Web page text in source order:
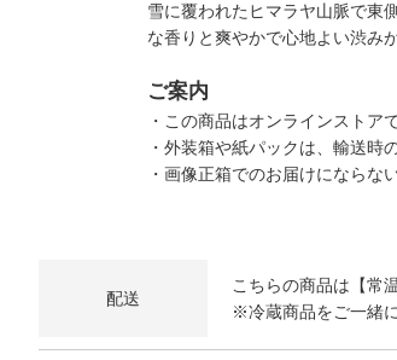
雪に覆われたヒマラヤ山脈で東
な香りと爽やかで心地よい渋み
ご案内
・この商品はオンラインストア
・外装箱や紙パックは、輸送時
・画像正箱でのお届けにならな
配送
こちらの商品は【常
※冷蔵商品をご一緒